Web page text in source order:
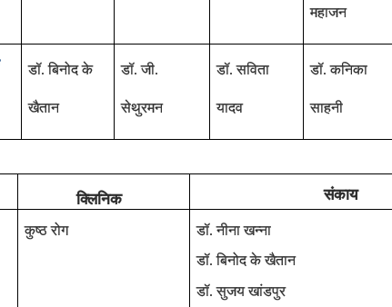
महाजन
डॉ. बिनोद के
खैतान
डॉ. जी.
सेथुरमन
डॉ. सविता
यादव
डॉ. कनिका
साहनी
क्लिनिक संकाय
कुष्‍ठ रोग
डॉ. नीना खन्ना
डॉ. बिनोद के खैतान
डॉ. सुजय खांडपुर